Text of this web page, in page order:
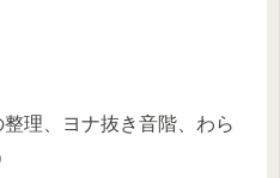
理、ヨナ抜き音階、わら